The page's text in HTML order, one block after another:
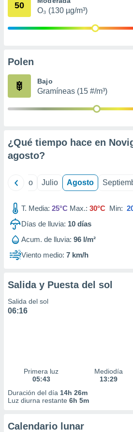
publicidad
de
1199
50
O₃ (130 µg/m³)
Polen
Bajo
Gramíneas (15 #/m³)
¿Qué tiempo hace en
agosto?
Junio Julio Agosto
T. Media: 25°C Max.: 30°C Min:
Días de lluvia: 10 días
Acum. de lluvia: 96 l/m²
Viento medio: 7 km/h
Salida y Puesta del sol
Salida del sol
06:16
Primera luz
05:43
Mediodía
13:29
Duración del día 14h 26m
Luz diurna restante 6h 5m
Calendario lunar